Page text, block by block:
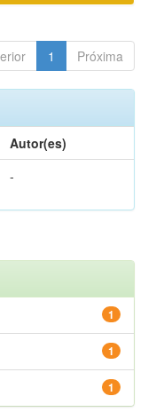
1 Próxima
Autor(es)
-
1
1
1